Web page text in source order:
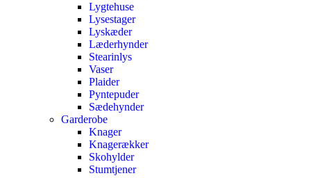
Lygtehuse
Lysestager
Lyskæder
Læderhynder
Stearinlys
Vaser
Plaider
Pyntepuder
Sædehynder
Garderobe
Knager
Knagerækker
Skohylder
Stumtjener